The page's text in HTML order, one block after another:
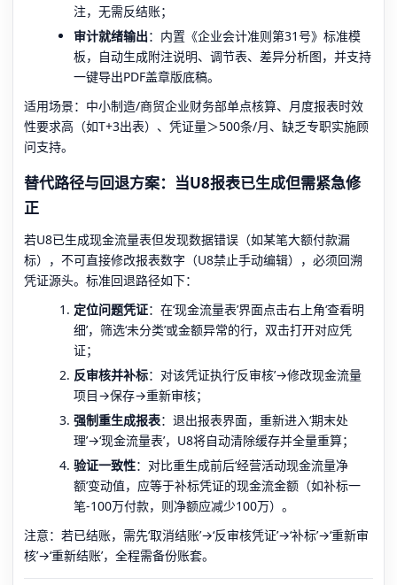
注，无需反结账；
审计就绪输出：内置《企业会计准则第31号》标准模
板，自动生成附注说明、调节表、差异分析图，并支持
一键导出PDF盖章版底稿。
适用场景：中小制造/商贸企业财务部单点核算、月度报表时效
性要求高（如T+3出表）、凭证量＞500条/月、缺乏专职实施顾
问支持。
替代路径与回退方案：当U8报表已生成但需紧急修
正
若U8已生成现金流量表但发现数据错误（如某笔大额付款漏
标），不可直接修改报表数字（U8禁止手动编辑），必须回溯
凭证源头。标准回退路径如下：
定位问题凭证：在‘现金流量表’界面点击右上角‘查看明
细’，筛选‘未分类’或金额异常的行，双击打开对应凭
证；
反审核并补标：对该凭证执行‘反审核’→修改现金流量
项目→保存→重新审核；
强制重生成报表：退出报表界面，重新进入‘期末处
理’→‘现金流量表’，U8将自动清除缓存并全量重算；
验证一致性：对比重生成前后‘经营活动现金流量净
额’变动值，应等于补标凭证的现金流金额（如补标一
笔-100万付款，则净额应减少100万）。
注意：若已结账，需先‘取消结账’→‘反审核凭证’→‘补标’→‘重新审
核’→‘重新结账’，全程需备份账套。